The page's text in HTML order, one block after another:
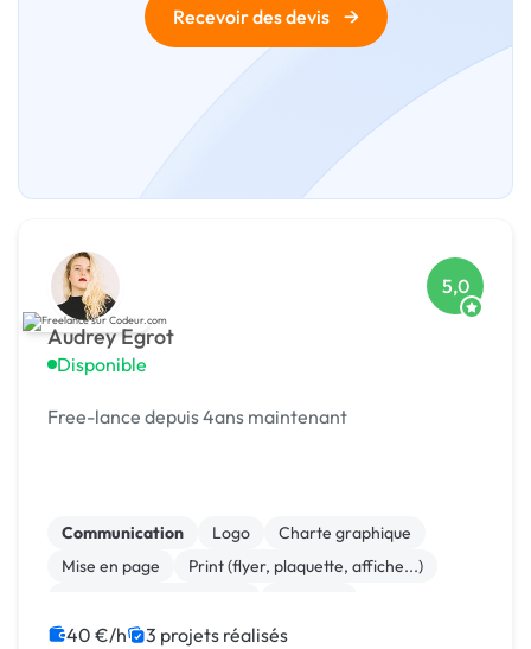
Recevoir des devis
→
Audrey Egrot
Disponible
5,0
Free-lance depuis 4ans maintenant
Communication Logo
Charte graphique
Mise en page
Print (flyer, plaquette, affiche...)
Motion design
40 €/h 3 projets réalisés